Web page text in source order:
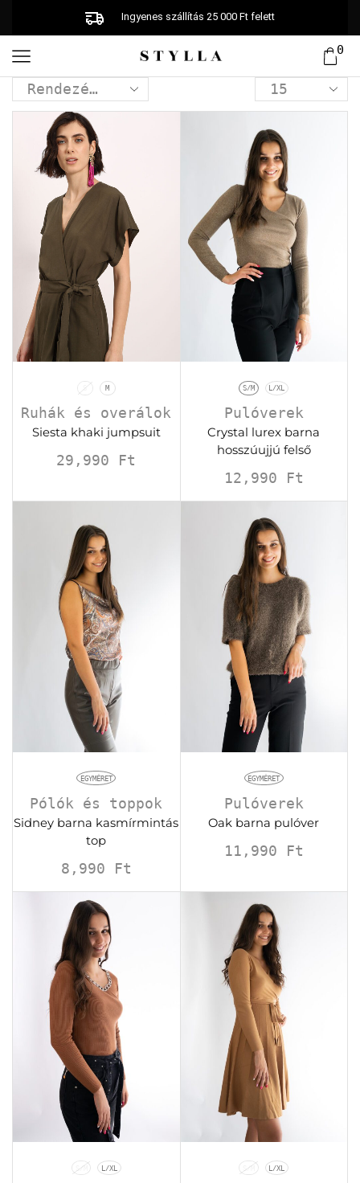
Ingyenes szállítás 25 000 Ft felett
0
S M
Ruhák és overálok
Siesta khaki jumpsuit
29,990 Ft
S/M L/XL
Pulóverek
Crystal lurex barna
hosszúujjú felső
12,990 Ft
EGYMÉRET
Pólók és toppok
Sidney barna kasmírmintás
top
8,990 Ft
EGYMÉRET
Pulóverek
Oak barna pulóver
11,990 Ft
S/M L/XL S/M L/XL